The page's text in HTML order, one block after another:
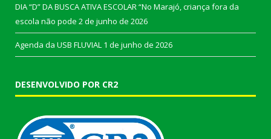
DIA “D” DA BUSCA ATIVA ESCOLAR “No Marajó, criança fora da
escola não pode 2 de junho de 2026
Agenda da USB FLUVIAL 1 de junho de 2026
DESENVOLVIDO POR CR2